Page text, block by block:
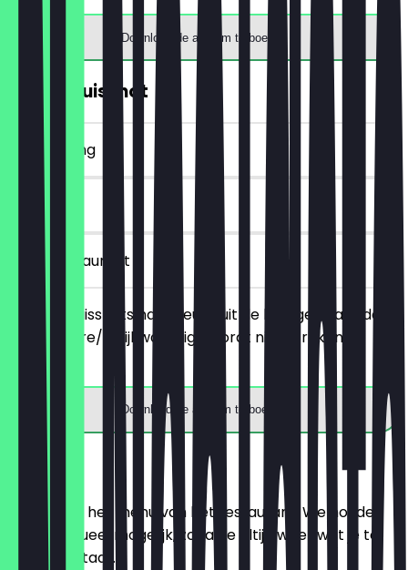
Download de app om te boeken
2voor1 Huisshot
~€ 3 korting
in het restaurant
Bestel 2 huisshots naar keuze uit de huidige kaart, de
goedkopere/gelijkwaardige wordt niet in rekening
gebracht.
Download de app om te boeken
Menu
Hier vind je het menu van het restaurant. We houden
het zo actueel mogelijk, zodat je altijd weet wat je te
wachten staat.